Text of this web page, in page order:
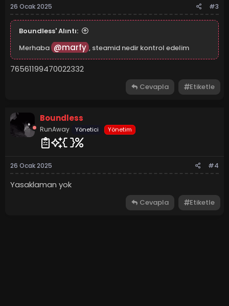
26 Ocak 2025 #3
Boundless' Alıntı:
Merhaba @marfy , steamid nedir kontrol edelim
76561199470022332
Cevapla Etiketle
Boundless
RunAway Yönetici Yönetim
26 Ocak 2025 #4
Yasaklaman yok
Cevapla Etiketle